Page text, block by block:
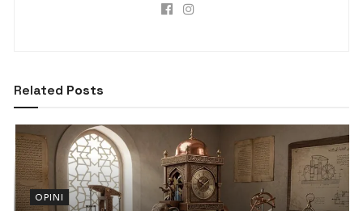
Related Posts
OPINI